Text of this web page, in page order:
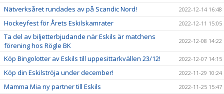
Nätverksåret rundades av på Scandic Nord! 2022-12-14 16:48
Hockeyfest för Årets Eskilskamrater 2022-12-11 15:05
Ta del av biljetterbjudande när Eskils är matchens
förening hos Rögle BK
2022-12-08 14:22
Köp Bingolotter av Eskils till uppesittarkvällen 23/12! 2022-12-07 14:15
Köp din Eskilströja under december! 2022-11-29 10:24
Mamma Mia ny partner till Eskils 2022-11-25 15:47